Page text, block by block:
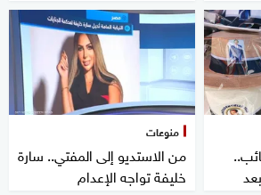
منوعات
من الاستديو إلى المفتي.. سارة
خليفة تواجه الإعدام